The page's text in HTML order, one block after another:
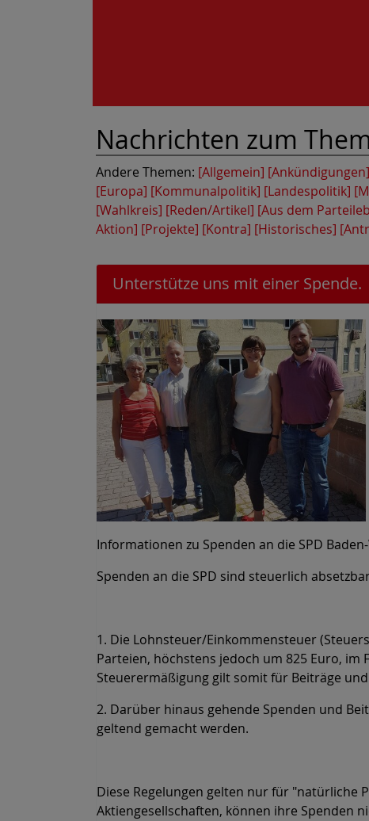
Nachrichten zum
Andere Themen: [Allgemein] [Ankündigungen]
[Europa] [Kommunalpolitik] [Landespolitik]
[Wahlkreis] [Reden/Artikel] [Aus dem
Aktion] [Projekte] [Kontra] [Historisches]
Unterstütze uns mit einer Spende.
Informationen zu Spenden an die SPD
Spenden an die SPD sind steuerlich
1. Die Lohnsteuer/Einkommensteuer
Parteien, höchstens jedoch um 825 Euro, im
Steuerermäßigung gilt somit für Beiträge
2. Darüber hinaus gehende Spenden und
geltend gemacht werden.
Diese Regelungen gelten nur für "natürliche
Aktiengesellschaften, können ihre Spenden